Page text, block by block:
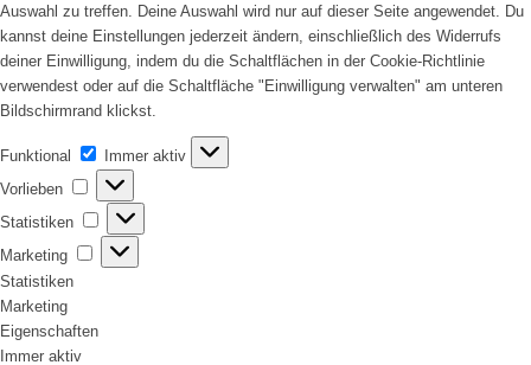
Auswahl zu treffen. Deine Auswahl wird nur auf dieser Seite angewendet. Du
kannst deine Einstellungen jederzeit ändern, einschließlich des Widerrufs
deiner Einwilligung, indem du die Schaltflächen in der Cookie-Richtlinie
verwendest oder auf die Schaltfläche "Einwilligung verwalten" am unteren
Bildschirmrand klickst.
Funktional Funktional
Immer aktiv
Vorlieben
Vorlieben
Statistiken Statistiken
Marketing
Marketing
Statistiken
Marketing
Eigenschaften
Immer aktiv